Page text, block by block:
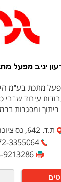
יניב מפעל
מתכת בע"מ
עיבוד שבבי
ריתוך ומסגרות
ת.ד. 642, נס ציונה 70400
3355064
9213286